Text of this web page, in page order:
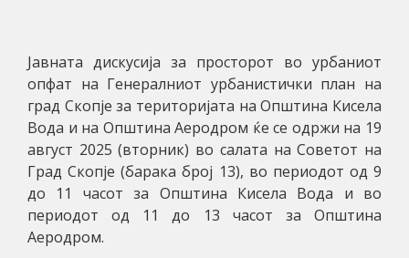
Јавната дискусија за просторот во урбаниот
опфат на Генералниот урбанистички план на
град Скопје за територијата на Општина Кисела
Вода и на Општина Аеродром ќе се одржи на 19
август 2025 (вторник) во салата на Советот на
Град Скопје (барака број 13), во периодот од 9
до 11 часот за Општина Кисела Вода и во
периодот од 11 до 13 часот за Општина
Аеродром.